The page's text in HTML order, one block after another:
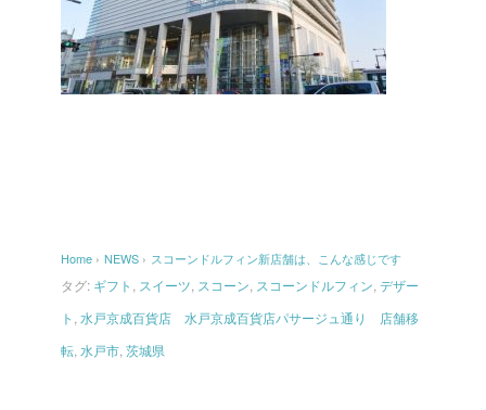
Home › NEWS › スコーンドルフィン新店舗は、こんな感じです
タグ: ギフト スイーツ スコーン スコーンドルフィン デザー
ト 水戸京成百貨店 水戸京成百貨店パサージュ通り 店舗移
転 水戸市 茨城県